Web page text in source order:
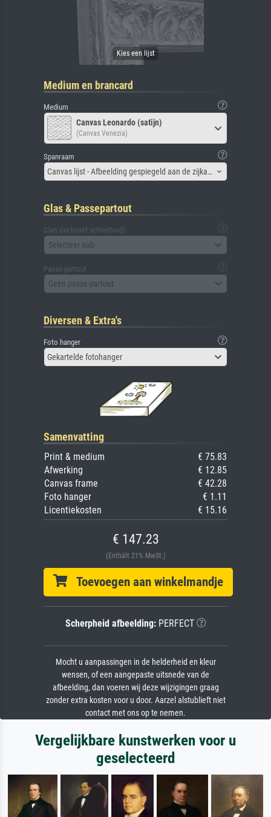
Medium en brancard
Medium
Canvas Leonardo (satijn)
(Canvas Venezia)
Spanraam
Canvas lijst - Afbeelding gespiegeld aan de zijkant
Glas & Passepartout
Glas (inclusief achterbord)
Selecteer aub
Passe-partout
Geen passe-partout
Diversen & Extra's
Foto hanger
Gekartelde fotohanger
Samenvatting
Print & medium
€ 75.83
Afwerking
€ 12.85
Canvas frame
€ 42.28
Foto hanger
€ 1.11
Licentiekosten
€ 15.16
€ 147.23
(Enthält 21% MwSt.)
Toevoegen aan winkelmandje
Scherpheid afbeelding:PERFECT
Mocht u aanpassingen in de helderheid en kleur
wensen, of een aangepaste uitsnede van de
afbeelding, dan voeren wij deze wijzigingen graag
zonder extra kosten voor u door. Aarzel alstublieft niet
contact met ons op te nemen.
Vergelijkbare kunstwerken voor u
geselecteerd